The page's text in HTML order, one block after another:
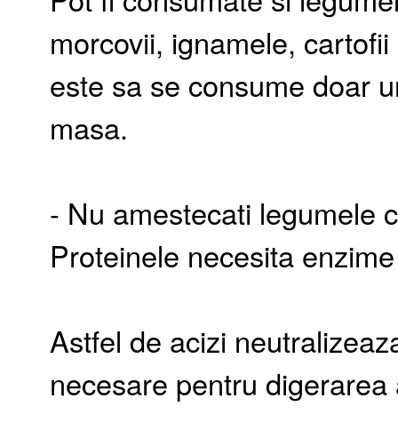
morcovii, ignamele,
este sa se consume doar
masa.
- Nu amestecati legumele
Proteinele necesita
Astfel de acizi
necesare pentru